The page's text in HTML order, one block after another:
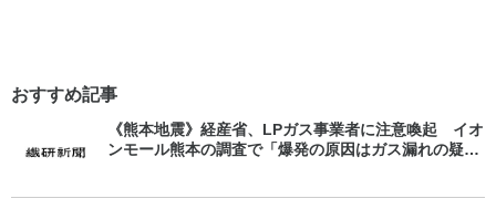
おすすめ記事
《熊本地震》経産省、LPガス事業者に注意喚起 イオ
ンモール熊本の調査で「爆発の原因はガス漏れの疑